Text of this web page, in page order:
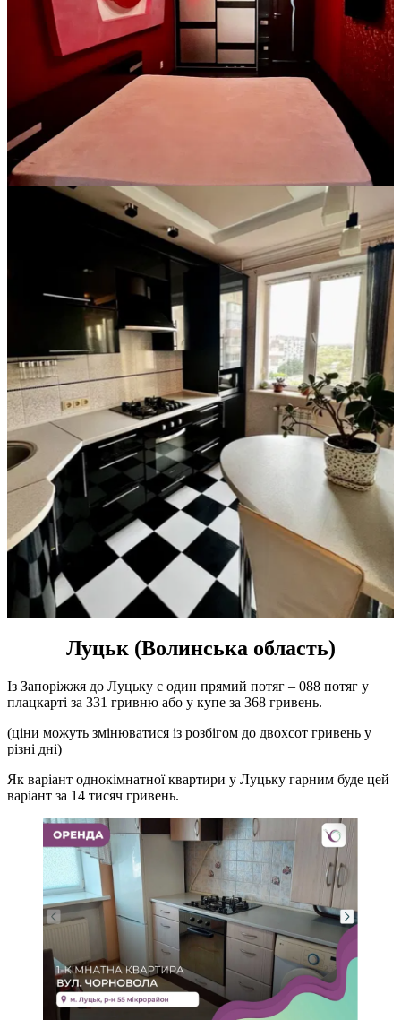
Луцьк (Волинська область)
Із Запоріжжя до Луцьку є один прямий потяг – 088 потяг у
плацкарті за 331 гривню або у купе за 368 гривень.
(ціни можуть змінюватися із розбігом до двохсот гривень у
різні дні)
Як варіант однокімнатної квартири у Луцьку гарним буде цей
варіант за 14 тисяч гривень.